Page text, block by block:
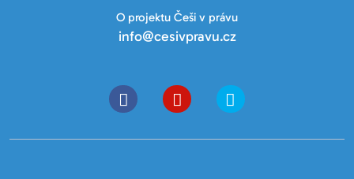
O projektu Češi v právu
info@cesivpravu.cz